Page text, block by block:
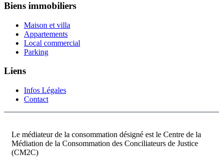
Biens immobiliers
Maison et villa
Appartements
Local commercial
Parking
Liens
Infos Légales
Contact
Le médiateur de la consommation désigné est le Centre de la
Médiation de la Consommation des Conciliateurs de Justice
(CM2C)